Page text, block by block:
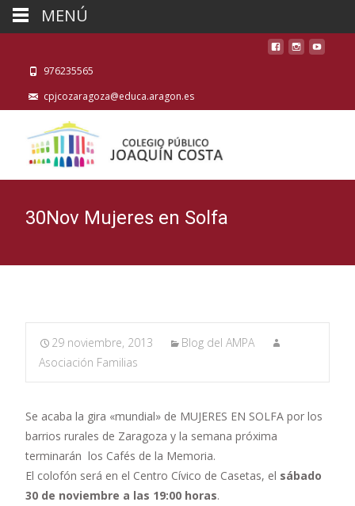
976235565
cpjcozaragoza@educa.aragon.es
30Nov Mujeres en Solfa
29 noviembre, 2013
Blog del AMPA
Asociación Familias
Se acaba la gira «mundial» de MUJERES EN SOLFA por los
barrios rurales de Zaragoza y la semana próxima
terminarán los Cafés de la Memoria.
El colofón será en el Centro Cívico de Casetas, el sábado
30 de noviembre a las 19:00 horas.
MENÚ